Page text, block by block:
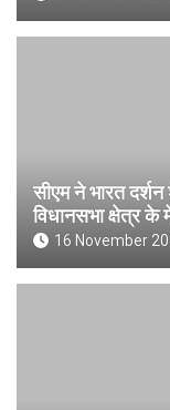
सीएम ने भारत
विधानसभा क्षेत्र
16 November